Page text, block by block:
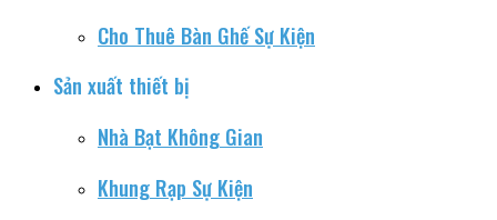
Cho Thuê Bàn Ghế Sự Kiện
Sản xuất thiết bị
Nhà Bạt Không Gian
Khung Rạp Sự Kiện